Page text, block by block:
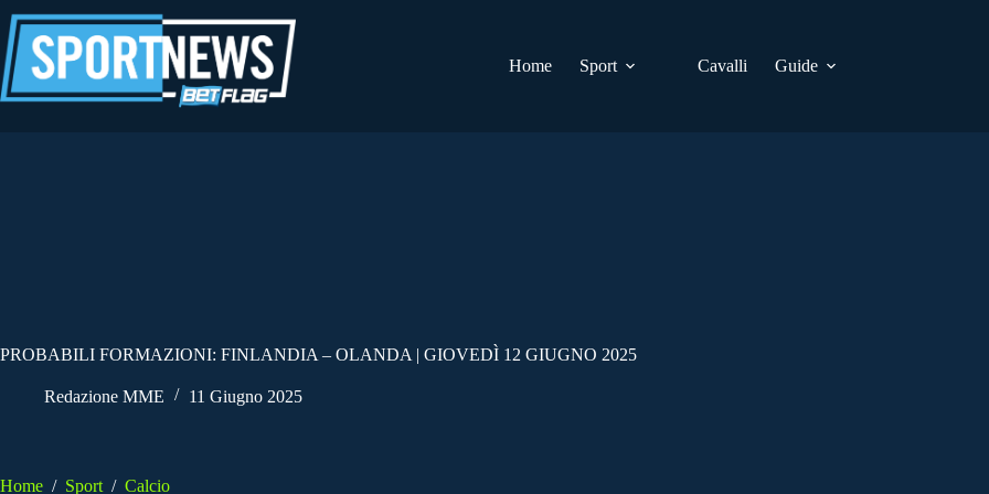
al
contenuto
Home
Sport Cavalli Guide
PROBABILI FORMAZIONI: FINLANDIA – OLANDA | GIOVEDÌ 12 GIUGNO 2025
Redazione MME 11 Giugno 2025
Home / Sport / Calcio